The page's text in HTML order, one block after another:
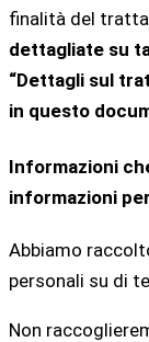
finalità del
dettagliate su
“Dettagli sul
in questo
Informazioni
informazioni
Abbiamo
personali su di
Non